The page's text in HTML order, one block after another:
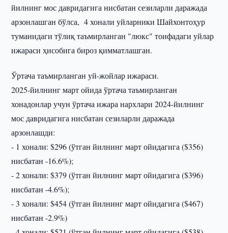
йилнинг мос давридагига нисбатан сезиларли даражада
арзонлашган бўлса, 4 хонали уйларники Шайхонтоҳур
туманидаги тўлиқ таъмирланган "люкс" тоифадаги уйлар
ижараси ҳисобига бироз қимматлашган.
Ўртача таъмирланган уй-жойлар ижараси.
2025-йилнинг март ойида ўртача таъмирланган
хонадонлар учун ўртача ижара нархлари 2024-йилнинг
мос давридагига нисбатан сезиларли даражада
арзонлашди:
- 1 хонали: $296 (ўтган йилнинг март ойидагига ($356)
нисбатан -16.6%);
- 2 хонали: $379 (ўтган йилнинг март ойидагига ($396)
нисбатан -4.6%);
- 3 хонали: $454 (ўтган йилнинг март ойидагига ($467)
нисбатан -2.9%)